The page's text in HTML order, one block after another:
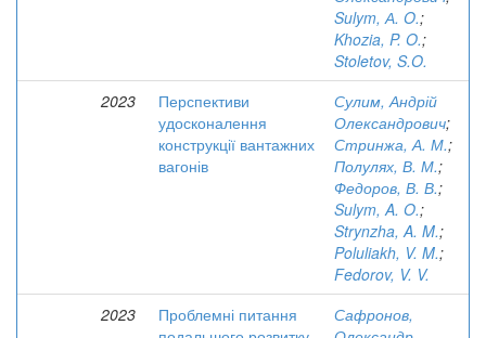
Sulym, А. O.;
Khozia, P. O.;
Stoletov, S.O.
2023
Перспективи
удосконалення
конструкції вантажних
вагонів
Сулим, Андрій
Олександрович;
Стринжа, А. М.;
Полулях, В. М.;
Федоров, В. В.;
Sulym, A. O.;
Strynzha, A. M.;
Poluliakh, V. M.;
Fedorov, V. V.
2023
Проблемні питання
Сафронов,